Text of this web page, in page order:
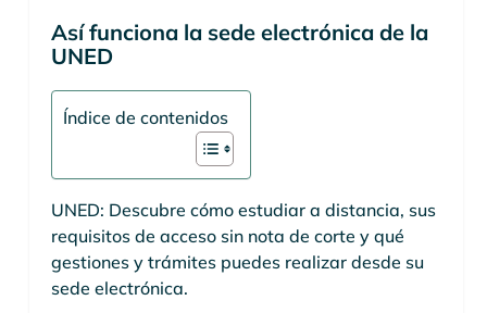
Así funciona la sede electrónica de la
UNED
Índice de contenidos
UNED: Descubre cómo estudiar a distancia, sus
requisitos de acceso sin nota de corte y qué
gestiones y trámites puedes realizar desde su
sede electrónica.